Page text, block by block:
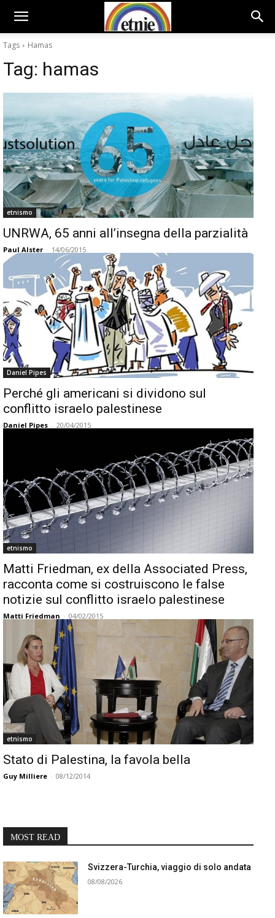
Tags Hamas
Tag: hamas
etnismo
UNRWA, 65 anni all’insegna della parzialità
Paul Alster - 14/06/2015
Daniel Pipes
Perché gli americani si dividono sul
conflitto israelo palestinese
Daniel Pipes - 20/04/2015
etnismo
Matti Friedman, ex della Associated Press,
racconta come si costruiscono le false
notizie sul conflitto israelo palestinese
Matti Friedman - 04/02/2015
etnismo
Stato di Palestina, la favola bella
Guy Milliere - 08/12/2014
MOST READ
Svizzera-Turchia, viaggio di solo andata
08/08/2026